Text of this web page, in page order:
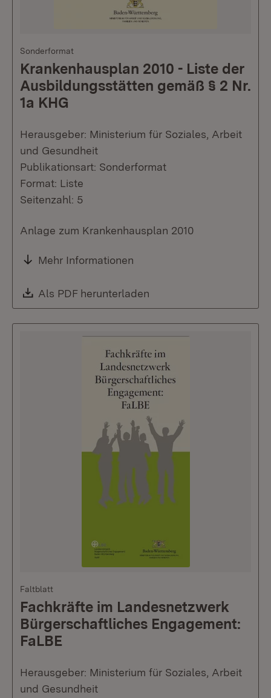
Sonderformat
Krankenhausplan 2010 - Liste der
Ausbildungsstätten gemäß § 2 Nr.
1a KHG
Herausgeber: Ministerium für Soziales, Arbeit
und Gesundheit
Publikationsart: Sonderformat
Format: Liste
Seitenzahl: 5
Anlage zum Krankenhausplan 2010
Mehr Informationen
Download:
Als PDF herunterladen
Faltblatt
Fachkräfte im Landesnetzwerk
Bürgerschaftliches Engagement:
FaLBE
Herausgeber: Ministerium für Soziales, Arbeit
und Gesundheit